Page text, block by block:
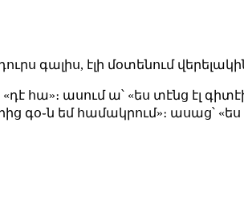
գալիս, էլի մօտենում
հա»։ ասում ա՝ «ես տէնց էլ
գօ֊ն եմ համակրում»։ ասաց՝